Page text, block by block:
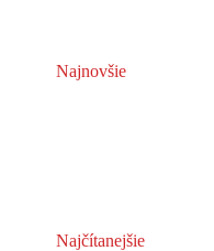
Najnovšie
Najčítanejšie